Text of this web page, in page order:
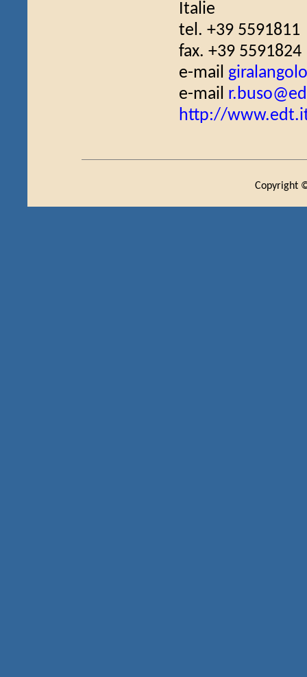
Italie
tel. +39 5591811
fax. +39 5591824
e-mail
e-mail
http://
Copyright